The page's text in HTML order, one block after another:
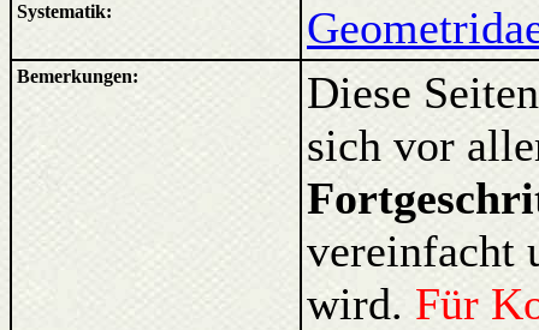
Systematik:
Bemerkungen:
Diese
sich vor
vereinfacht
wird. Für